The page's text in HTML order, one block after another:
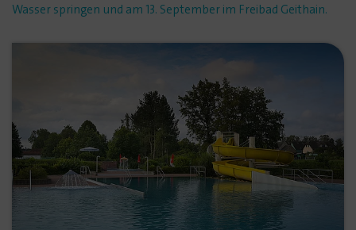
Wasser springen und am 13. September im Freibad Geithain.